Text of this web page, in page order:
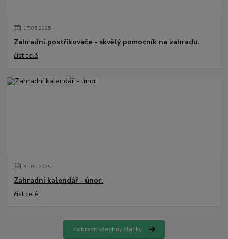
17.05.2025
Zahradní postřikovače - skvělý pomocník na zahradu.
číst celé
31.01.2025
Zahradní kalendář - únor.
číst celé
Zobrazit všechny články